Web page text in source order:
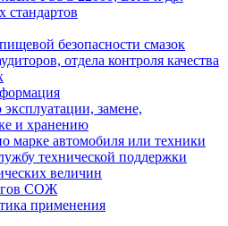
стандартов
безопасности смазок
отдела контроля качества
замене,
и хранению
марке автомобиля или техники
технической поддержки
величин
СОЖ
применения